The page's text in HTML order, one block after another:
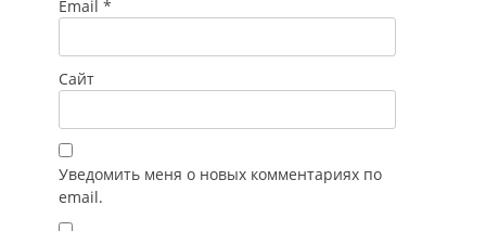
Email *
Сайт
Уведомить меня о новых комментариях по
email.